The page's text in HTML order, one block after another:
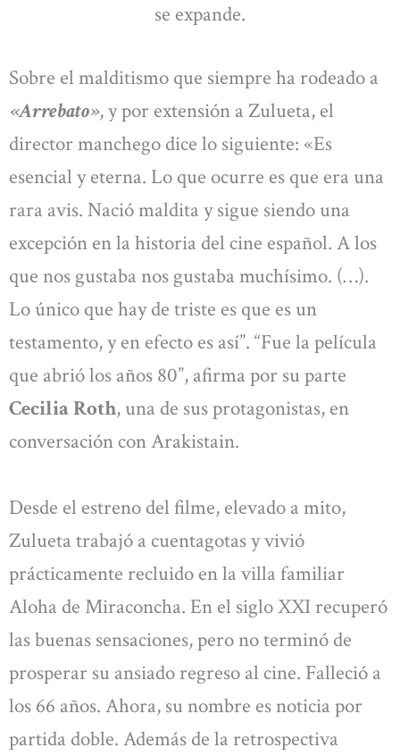
se expande.
Sobre el malditismo que siempre ha rodeado a
«Arrebato», y por extensión a Zulueta, el
director manchego dice lo siguiente: «Es
esencial y eterna. Lo que ocurre es que era una
rara avis. Nació maldita y sigue siendo una
excepción en la historia del cine español. A los
que nos gustaba nos gustaba muchísimo. (…).
Lo único que hay de triste es que es un
testamento, y en efecto es así”. “Fue la película
que abrió los años 80”, afirma por su parte
Cecilia Roth, una de sus protagonistas, en
conversación con Arakistain.
Desde el estreno del filme, elevado a mito,
Zulueta trabajó a cuentagotas y vivió
prácticamente recluido en la villa familiar
Aloha de Miraconcha. En el siglo XXI recuperó
las buenas sensaciones, pero no terminó de
prosperar su ansiado regreso al cine. Falleció a
los 66 años. Ahora, su nombre es noticia por
partida doble. Además de la retrospectiva